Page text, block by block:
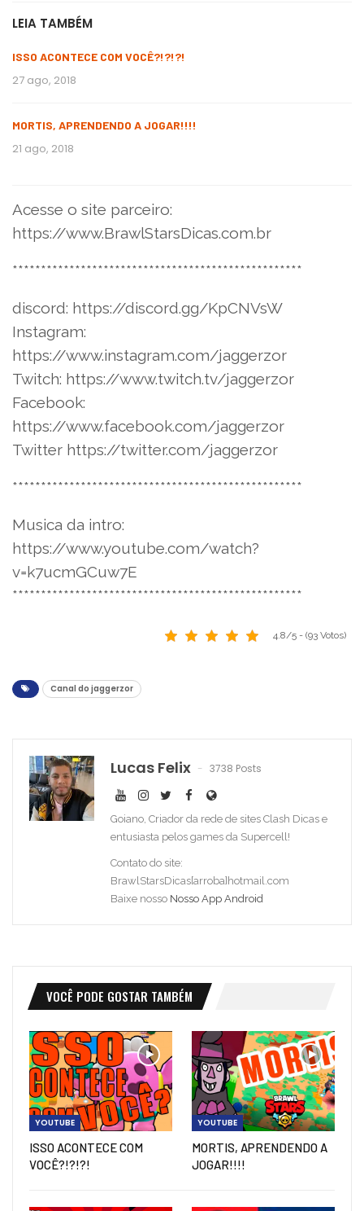
LEIA TAMBÉM
ISSO ACONTECE COM VOCÊ?!?!?!
27 ago, 2018
MORTIS, APRENDENDO A JOGAR!!!!
21 ago, 2018
Acesse o site parceiro:
https://www.BrawlStarsDicas.com.br
***************************************************
discord: https://discord.gg/KpCNVsW
Instagram:
https://www.instagram.com/jaggerzor
Twitch: https://www.twitch.tv/jaggerzor
Facebook:
https://www.facebook.com/jaggerzor
Twitter https://twitter.com/jaggerzor
***************************************************
Musica da intro:
https://www.youtube.com/watch?
v=k7ucmGCuw7E
***************************************************
4.8/5 - (93 Votos)
Canal do jaggerzor
Lucas Felix 3738 Posts
Goiano, Criador da rede de sites Clash Dicas e
entusiasta pelos games da Supercell!
Contato do site:
BrawlStarsDicas[arroba]hotmail.com
Baixe nosso Nosso App Android
VOCÊ PODE GOSTAR TAMBÉM
YOUTUBE
ISSO ACONTECE COM
VOCÊ?!?!?!
YOUTUBE
MORTIS, APRENDENDO A
JOGAR!!!!